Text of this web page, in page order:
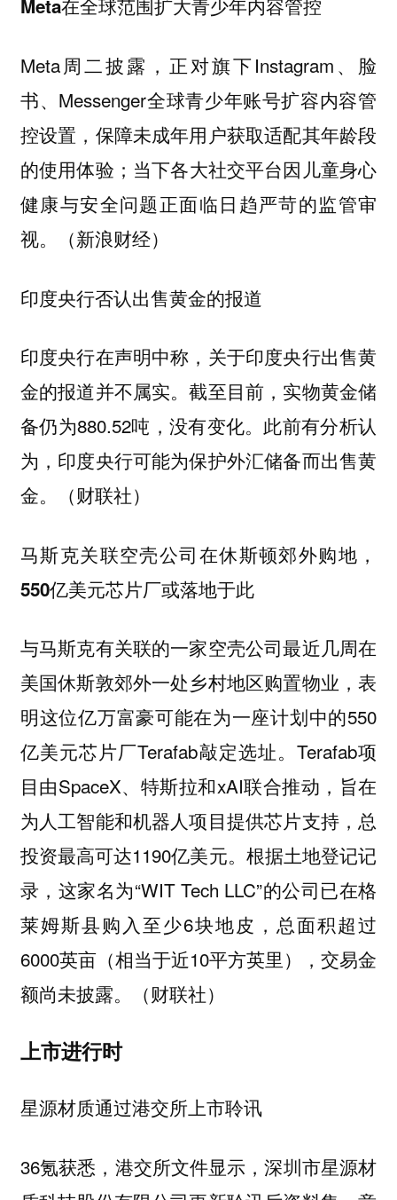
Meta在全球范围扩大青少年内容管控
Meta周二披露，正对旗下Instagram、脸
书、Messenger全球青少年账号扩容内容管
控设置，保障未成年用户获取适配其年龄段
的使用体验；当下各大社交平台因儿童身心
健康与安全问题正面临日趋严苛的监管审
视。（新浪财经）
印度央行否认出售黄金的报道
印度央行在声明中称，关于印度央行出售黄
金的报道并不属实。截至目前，实物黄金储
备仍为880.52吨，没有变化。此前有分析认
为，印度央行可能为保护外汇储备而出售黄
金。（财联社）
马斯克关联空壳公司在休斯顿郊外购地，
550亿美元芯片厂或落地于此
与马斯克有关联的一家空壳公司最近几周在
美国休斯敦郊外一处乡村地区购置物业，表
明这位亿万富豪可能在为一座计划中的550
亿美元芯片厂Terafab敲定选址。Terafab项
目由SpaceX、特斯拉和xAI联合推动，旨在
为人工智能和机器人项目提供芯片支持，总
投资最高可达1190亿美元。根据土地登记记
录，这家名为“WIT Tech LLC”的公司已在格
莱姆斯县购入至少6块地皮，总面积超过
6000英亩（相当于近10平方英里），交易金
额尚未披露。（财联社）
上市进行时
星源材质通过港交所上市聆讯
36氪获悉，港交所文件显示，深圳市星源材